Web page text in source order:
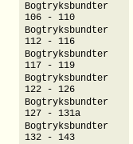
Bogtryksbundter
106 - 110
Bogtryksbundter
112 - 116
Bogtryksbundter
117 - 119
Bogtryksbundter
122 - 126
Bogtryksbundter
127 - 131a
Bogtryksbundter
132 - 143